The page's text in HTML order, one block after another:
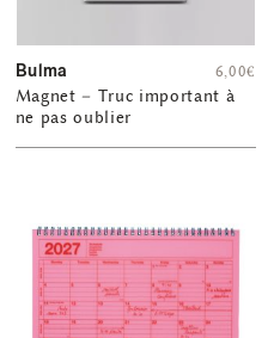
Bulma
Magnet – Truc important à
ne pas oublier
6,00€